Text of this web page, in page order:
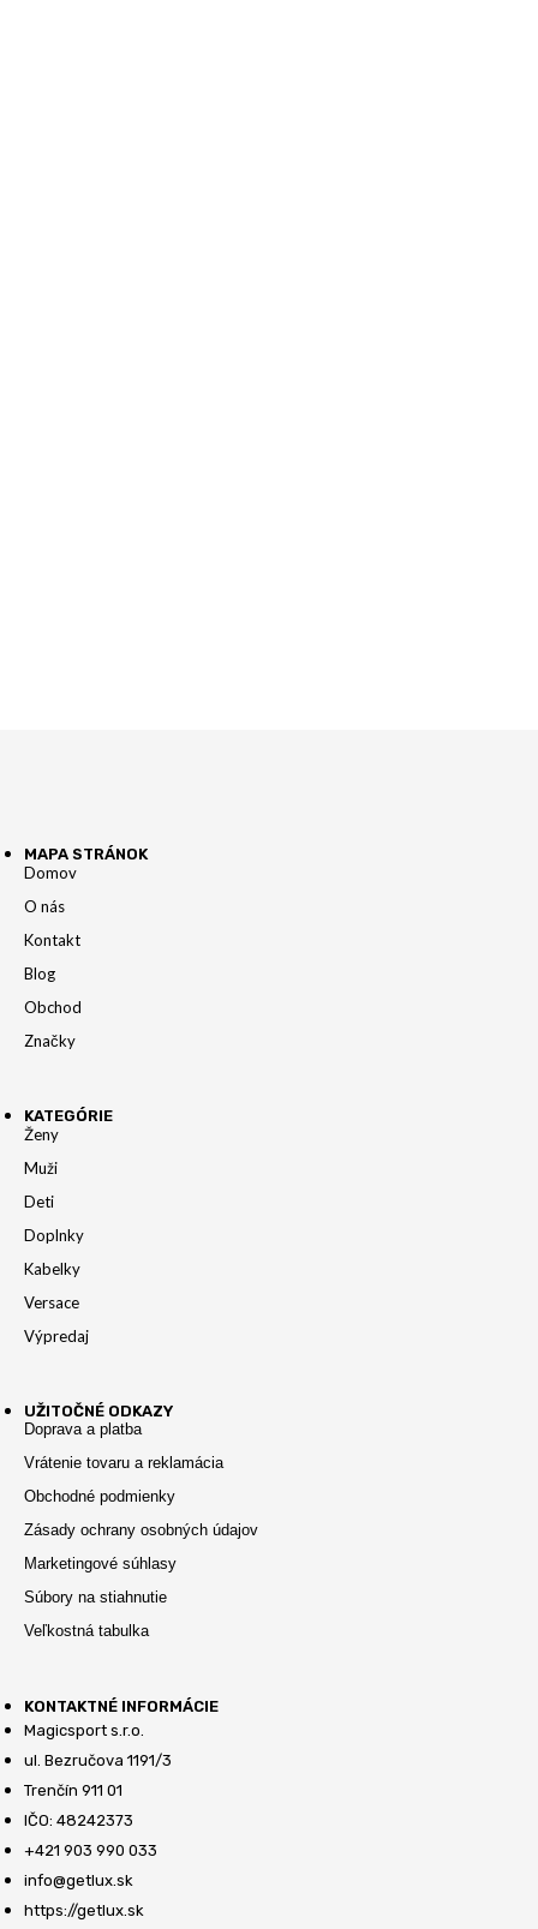
MAPA STRÁNOK
Domov
O nás
Kontakt
Blog
Obchod
Značky
KATEGÓRIE
Ženy
Muži
Deti
Doplnky
Kabelky
Versace
Výpredaj
UŽITOČNÉ ODKAZY
Doprava a platba
Vrátenie tovaru a reklamácia
Obchodné podmienky
Zásady ochrany osobných údajov
Marketingové súhlasy
Súbory na stiahnutie
Veľkostná tabulka
KONTAKTNÉ INFORMÁCIE
Magicsport s.r.o.
ul. Bezručova 1191/3
Trenčín 911 01
IČO: 48242373
+421 903 990 033
info@getlux.sk
https://getlux.sk